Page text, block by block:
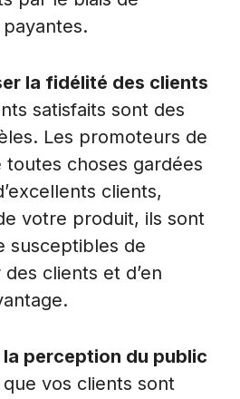
la fidélité des clients
satisfaits sont des
Les promoteurs de
toutes choses gardées
clients,
votre produit, ils sont
susceptibles de
clients et d’en
perception du public
que vos clients sont